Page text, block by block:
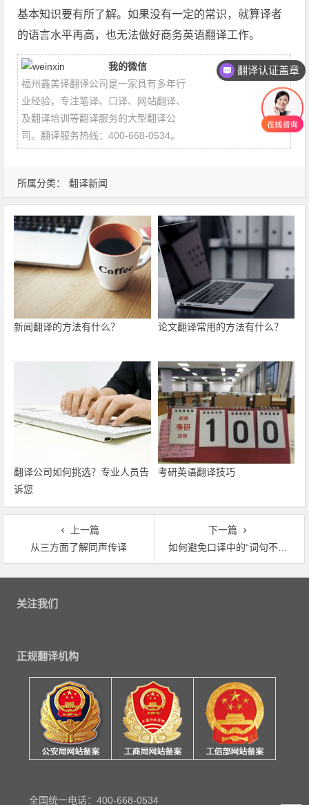
所属分类： 翻译新闻
基本知识要有所了解。如果没有一定的常识，就算译者
的语言水平再高，也无法做好商务英语翻译工作。
我的微信
福州鑫美译翻译公司是一家具有多年行
业经验，专注笔译、口译、网站翻译、
及翻译培训等翻译服务的大型翻译公
司。翻译服务热线：400-668-0534。
新闻翻译的方法有什么？ 论文翻译常用的方法有什么？
翻译公司如何挑选？专业人员告
诉您
考研英语翻译技巧
上一篇
从三方面了解同声传译
下一篇
如何避免口译中的“词句不分”？
文章导航
关注我们
正规翻译机构
全国统一电话：400-668-0534
翻译认证盖章